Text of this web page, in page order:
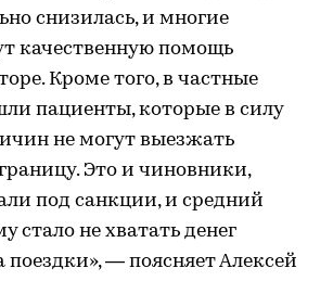
снизилась, и многие
качественную помощь
Кроме того, в частные
пациенты, которые в силу
не могут выезжать
Это и чиновники,
под санкции, и средний
стало не хватать денег
поездки», — поясняет Алексей